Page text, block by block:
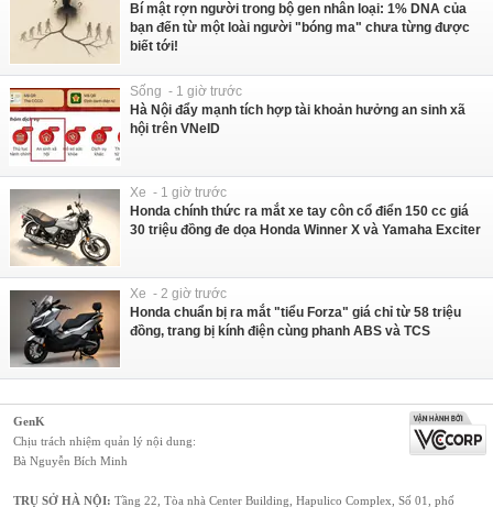
Bí mật rợn người trong bộ gen nhân loại: 1% DNA của
bạn đến từ một loài người "bóng ma" chưa từng được
biết tới!
Sống - 1 giờ trước
Hà Nội đẩy mạnh tích hợp tài khoản hưởng an sinh xã
hội trên VNeID
Xe - 1 giờ trước
Honda chính thức ra mắt xe tay côn cổ điển 150 cc giá
30 triệu đồng đe dọa Honda Winner X và Yamaha Exciter
Xe - 2 giờ trước
Honda chuẩn bị ra mắt "tiểu Forza" giá chỉ từ 58 triệu
đồng, trang bị kính điện cùng phanh ABS và TCS
GenK
Chịu trách nhiệm quản lý nội dung:
Bà Nguyễn Bích Minh
TRỤ SỞ HÀ NỘI: Tầng 22, Tòa nhà Center Building, Hapulico Complex, Số 01, phố